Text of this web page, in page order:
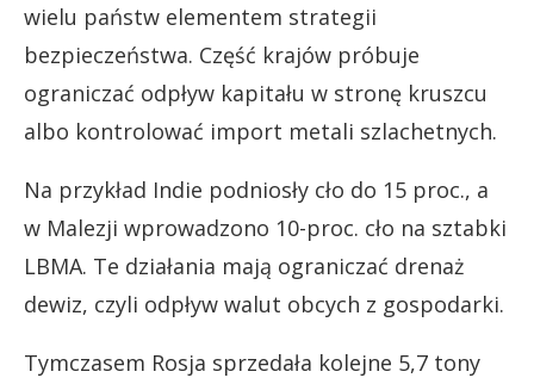
wielu państw elementem strategii
bezpieczeństwa. Część krajów próbuje
ograniczać odpływ kapitału w stronę kruszcu
albo kontrolować import metali szlachetnych.
Na przykład Indie podniosły cło do 15 proc., a
w Malezji wprowadzono 10-proc. cło na sztabki
LBMA. Te działania mają ograniczać drenaż
dewiz, czyli odpływ walut obcych z gospodarki.
Tymczasem Rosja sprzedała kolejne 5,7 tony